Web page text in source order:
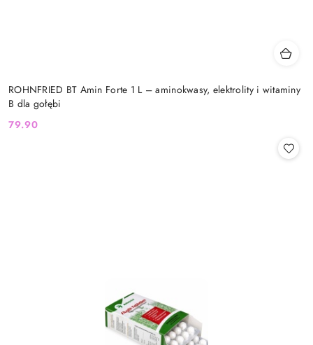
ROHNFRIED BT Amin Forte 1 L – aminokwasy, elektrolity i witaminy
B dla gołębi
Cena:
79.90